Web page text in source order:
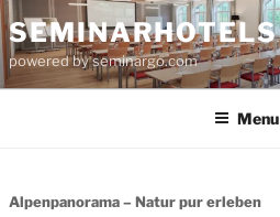
Skip
to
content
SEMINARHOTELS
powered by seminargo.com
Menu
Alpenpanorama – Natur pur erleben